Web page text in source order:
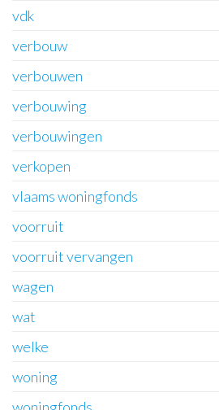
vdk
verbouw
verbouwen
verbouwing
verbouwingen
verkopen
vlaams woningfonds
voorruit
voorruit vervangen
wagen
wat
welke
woning